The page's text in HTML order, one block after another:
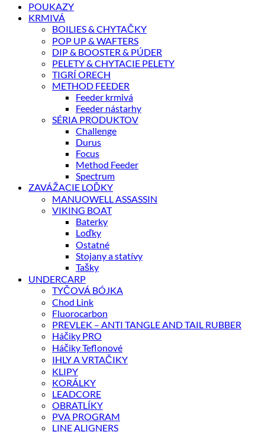
POUKAZY
KRMIVÁ
BOILIES & CHYTAČKY
POP UP & WAFTERS
DIP & BOOSTER & PÚDER
PELETY & CHYTACIE PELETY
TIGRÍ ORECH
METHOD FEEDER
Feeder krmivá
Feeder nástarhy
SÉRIA PRODUKTOV
Challenge
Durus
Focus
Method Feeder
Spectrum
ZAVÁŽACIE LOĎKY
MANUOWELL ASSASSIN
VIKING BOAT
Baterky
Loďky
Ostatné
Stojany a statívy
Tašky
UNDERCARP
TYČOVÁ BÓJKA
Chod Link
Fluorocarbon
PREVLEK – ANTI TANGLE AND TAIL RUBBER
Háčiky PRO
Háčiky Teflonové
IHLY A VRTAČIKY
KLIPY
KORÁLKY
LEADCORE
OBRATLÍKY
PVA PROGRAM
LINE ALIGNERS